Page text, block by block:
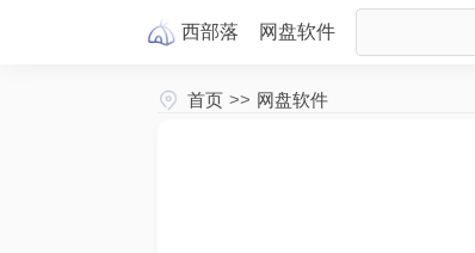
西部落 网盘软件
首页 >> 网盘软件